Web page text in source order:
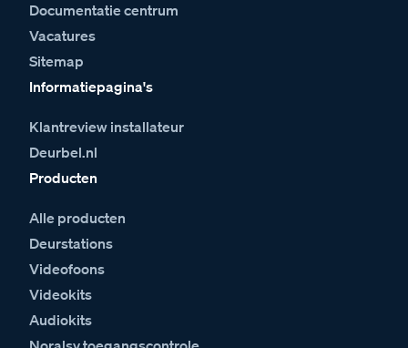
Documentatie centrum
Vacatures
Sitemap
Informatiepagina's
Klantreview installateur
Deurbel.nl
Producten
Alle producten
Deurstations
Videofoons
Videokits
Audiokits